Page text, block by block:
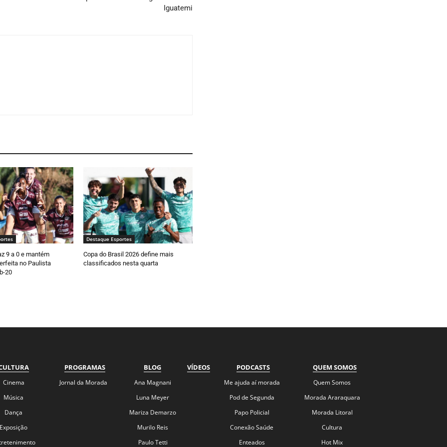
Iguatemi
9 a 0 e mantém
no Paulista
20
Destaque Esportes
Copa do Brasil 2026 define mais
classificados nesta quarta
Cinema
Música
Dança
Exposição
PROGRAMAS
Jornal da Morada
BLOG
Ana Magnani
Luna Meyer
Mariza Demarzo
Murilo Reis
Paulo Tetti
VÍDEOS PODCASTS
Me ajuda aí morada
Pod de Segunda
Papo Policial
Conexão Saúde
Enteados
QUEM SOMOS
Quem Somos
Morada Araraquara
Morada Litoral
Cultura
Hot Mix